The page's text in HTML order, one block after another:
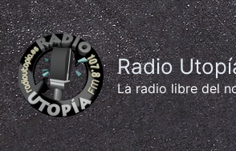
Ir
al
contenido
Radio
La radio libre del